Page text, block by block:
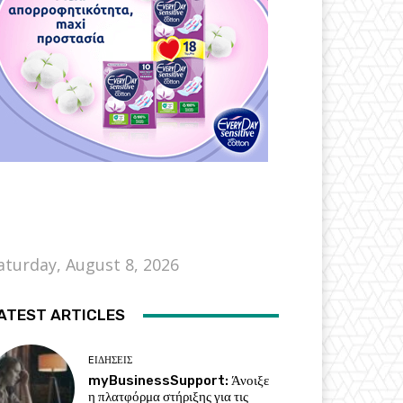
August 8, 2026
ARTICLES
EΙΔΗΣΕΙΣ
myBusinessSupport: Άνοιξε
η πλατφόρμα στήριξης για τις